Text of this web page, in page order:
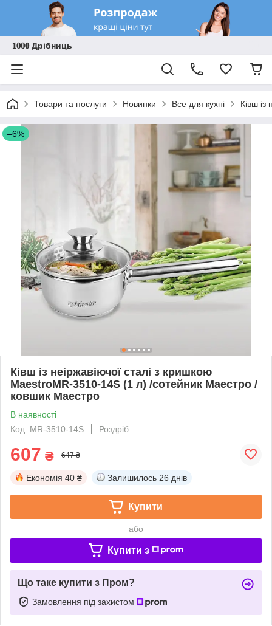
𝟏𝟎𝟎𝟎 Дрібниць
Товари та послуги Новинки Все для кухні Ківш
–6%
Ківш із неіржавіючої сталі з кришкою
MaestroMR-3510-14S (1 л) /сотейник Маестро /
ковшик Маестро
В наявності
Код: MR-3510-14S
Роздріб
607 ₴ 647 ₴
Економія 40 ₴ Залишилось 26 днів
Купити
або
Купити з
Що таке купити з Пром?
Замовлення під захистом